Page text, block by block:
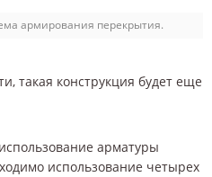
армирования перекрытия.
такая конструкция будет еще
арматуры
использование четырех